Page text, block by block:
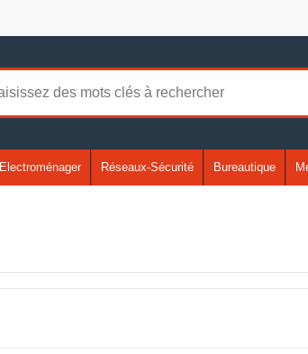
Electroménager Réseaux-Sécurité Bureautique